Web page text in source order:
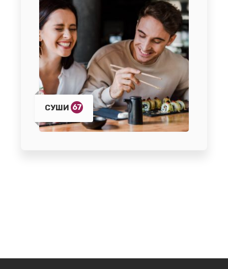
СУШИ 67